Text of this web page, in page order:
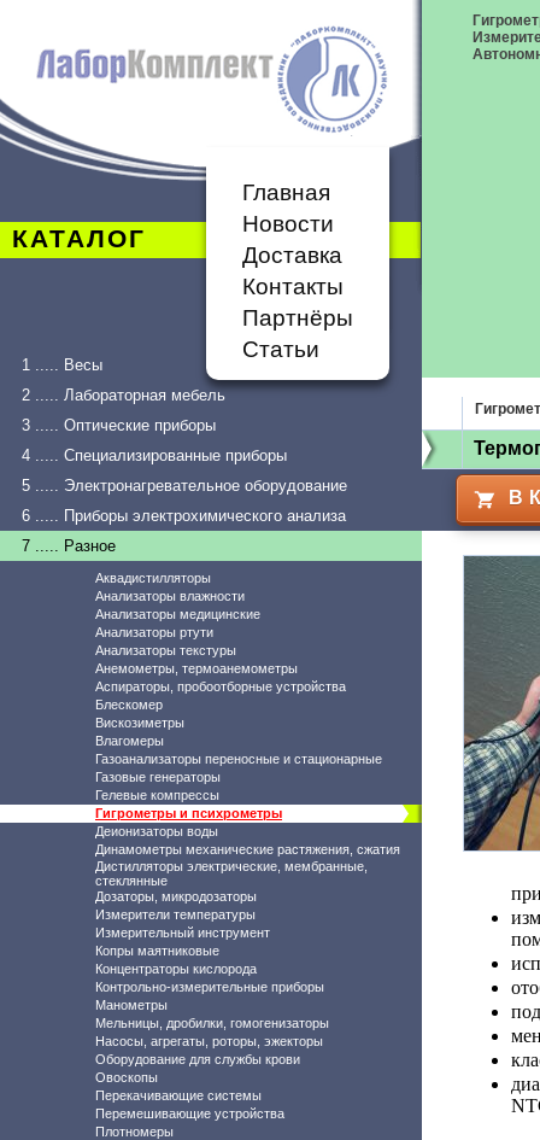
КАТАЛОГ
Главная
Новости
Доставка
Контакты
Партнёры
Статьи
1 ..... Весы
2 ..... Лабораторная мебель
3 ..... Оптические приборы
4 ..... Специализированные приборы
5 ..... Электронагревательное оборудование
6 ..... Приборы электрохимического анализа
7 ..... Разное
Аквадистилляторы
Анализаторы влажности
Анализаторы медицинские
Анализаторы ртути
Анализаторы текстуры
Анемометры, термоанемометры
Аспираторы, пробоотборные устройства
Блескомер
Вискозиметры
Влагомеры
Газоанализаторы переносные и стационарные
Газовые генераторы
Гелевые компрессы
Гигрометры и психрометры
Деионизаторы воды
Динамометры механические растяжения, сжатия
Дистилляторы электрические, мембранные,
стеклянные
Дозаторы, микродозаторы
Измерители температуры
Измерительный инструмент
Копры маятниковые
Концентраторы кислорода
Контрольно-измерительные приборы
Манометры
Мельницы, дробилки, гомогенизаторы
Насосы, агрегаты, роторы, эжекторы
Оборудование для службы крови
Овоскопы
Перекачивающие системы
Перемешивающие устройства
Плотномеры
В